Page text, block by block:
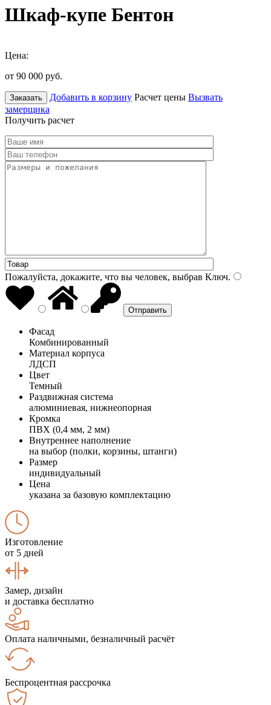
Шкаф-купе Бентон
Цена:
от 90 000 руб.
Заказать Добавить в корзину Расчет цены Вызвать
замерщика
Получить расчет
Пожалуйста, докажите, что вы человек, выбрав Ключ.
Фасад
Комбинированный
Материал корпуса
ЛДСП
Цвет
Темный
Раздвижная система
алюминиевая, нижнеопорная
Кромка
ПВХ (0,4 мм, 2 мм)
Внутреннее наполнение
на выбор (полки, корзины, штанги)
Размер
индивидуальный
Цена
указана за базовую комплектацию
Изготовление
от 5 дней
Замер, дизайн
и доставка бесплатно
Оплата наличными, безналичный расчёт
Беспроцентная рассрочка